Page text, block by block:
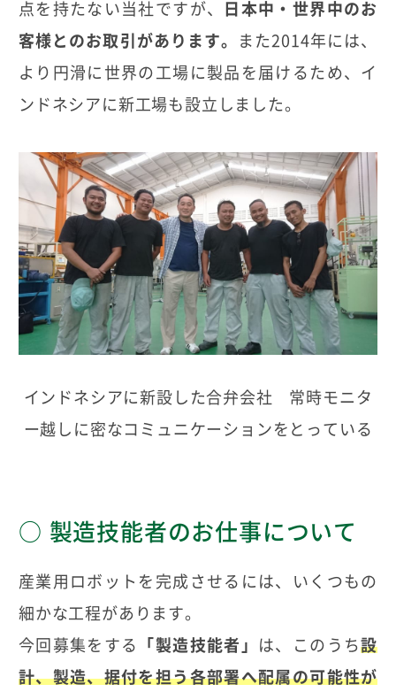
点を持たない当社ですが、
日本中・世界中のお
客様とのお取引があります。
また2014年には、
より円滑に世界の工場に製品を届けるため、イ
ンドネシアに新工場も設立しました。
インドネシアに新設した合弁会社 常時モニタ
ー越しに密なコミュニケーションをとっている
製造技能者のお仕事について
産業用ロボットを完成させるには、いくつもの
細かな工程があります。
今回募集をする
「製造技能者」 は、このうち設
計、製造、据付を担う各部署へ配属の可能性が